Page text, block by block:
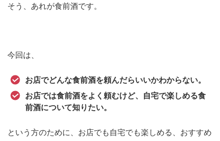
そう、あれが食前酒です。
今回は、
お店でどんな食前酒を頼んだらいいかわからない。
お店では食前酒をよく頼むけど、自宅で楽しめる食
前酒について知りたい。
という方のために、お店でも自宅でも楽しめる、おすすめ